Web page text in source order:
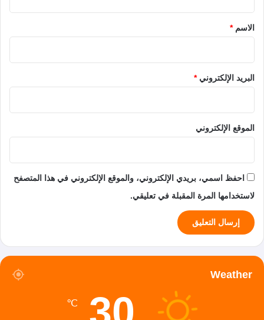
*الاسم*
البريد الإلكتروني*
الموقع الإلكتروني
احفظ اسمي، بريدي الإلكتروني، والموقع الإلكتروني في هذا المتصفح
لاستخدامها المرة المقبلة في تعليقي.
Weather
℃